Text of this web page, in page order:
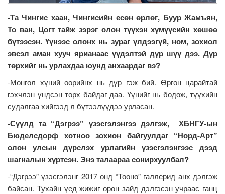
-Та Чингис хаан, Чингисийн есөн өрлөг, Буур Жамъян,
То ван, Цогт тайж зэрэг олон түүхэн хүмүүсийн хөшөө
бүтээсэн. Үүнээс олонх нь зураг үлдээгүй, ном, зохиол
эвсэл аман хууч ярианаас үүдэлтэй дүр шүү дээ. Дүр
төрхийг нь урлахдаа юунд анхаардаг вэ?
-Монгол хүний өөрийнх нь дүр гэж бий. Өргөн царайтай
гэхчлэн үндсэн төрх байдаг даа. Үүнийг нь бодож, түүхийн
судалгаа хийгээд л бүтээлүүдээ урласан.
-Сүүлд та “Дэгрээ” үзэсгэлэнгээ дэлгэж, ХБНГУ-ын
Бюделсдорф хотноо зохион байгуулдаг “Норд-Арт”
олон улсын дүрслэх урлагийн үзэсгэлэнгээс дээд
шагналын хүртсэн. Энэ талаараа сонирхуулбал?
-“Дэгрээ” үзэсгэлэнг 2017 онд “Тооно” галлерид анх дэлгэж
байсан. Тухайн үед жижиг орон зайд дэлгэсэн учраас ганц